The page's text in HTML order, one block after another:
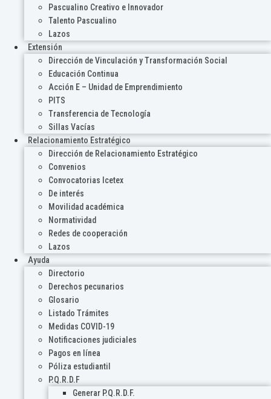
Pascualino Creativo e Innovador
Talento Pascualino
Lazos
Extensión
Dirección de Vinculación y Transformación Social
Educación Continua
Acción E – Unidad de Emprendimiento
PITS
Transferencia de Tecnología
Sillas Vacías
Relacionamiento Estratégico
Dirección de Relacionamiento Estratégico
Convenios
Convocatorias Icetex
De interés
Movilidad académica
Normatividad
Redes de cooperación
Lazos
Ayuda
Directorio
Derechos pecunarios
Glosario
Listado Trámites
Medidas COVID-19
Notificaciones judiciales
Pagos en línea
Póliza estudiantil
P.Q.R.D.F
Generar P.Q.R.D.F.